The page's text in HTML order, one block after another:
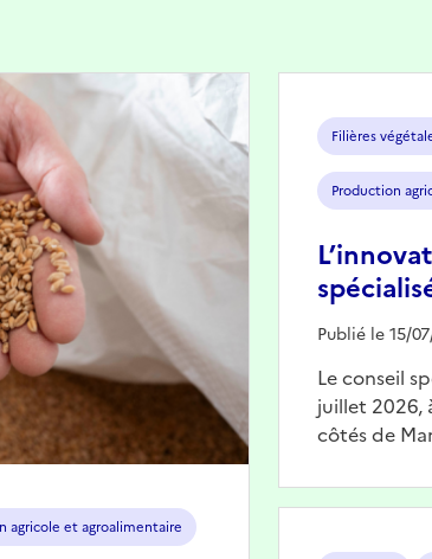
agricole et agroalimentaire
Filières
Production
Publié le 15/
Le conseil
juillet 2026,
côtés de